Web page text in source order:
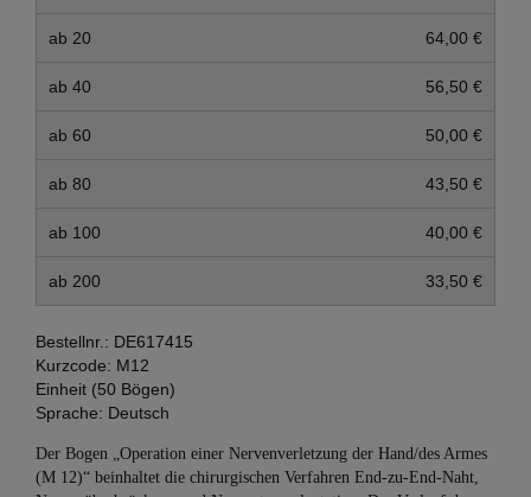
ab 20 64,00 €
ab 40 56,50 €
ab 60 50,00 €
ab 80 43,50 €
ab 100 40,00 €
ab 200 33,50 €
Bestellnr.: DE617415
Kurzcode: M12
Einheit (50 Bögen)
Sprache: Deutsch
Der Bogen „Operation einer Nervenverletzung der Hand/des Armes
(M 12)“ beinhaltet die chirurgischen Verfahren End-zu-End-Naht,